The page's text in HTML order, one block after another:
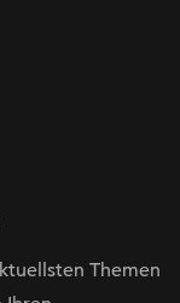
Themen